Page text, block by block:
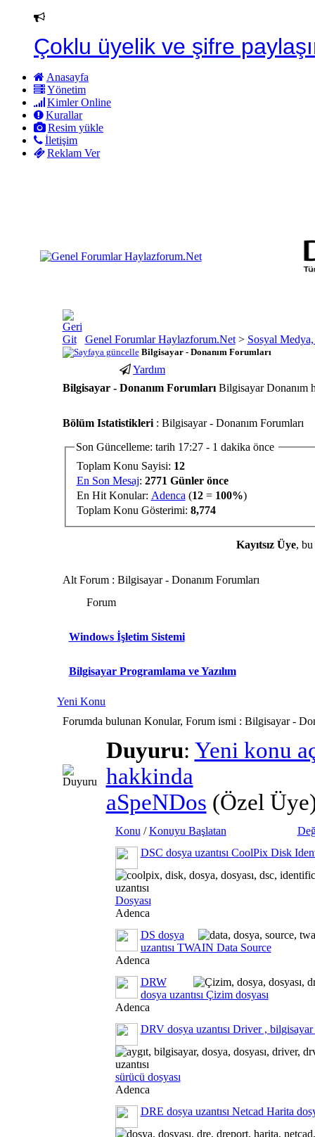
Çoklu üyelik ve şifre
Anasayfa
Yönetim
Kimler Online
Kurallar
Resim yükle
İletişim
Reklam Ver
Genel Forumlar Haylazforum.Net > Sosyal
Bilgisayar - Donanım Forumları
Yardım
Bilgisayar - Donanım Forumları Bilgisayar Donanım
porno
izle
gaziantep
gaziantep
escort
youtube
abone
hilesi
Bölüm Istatistikleri: Bilgisayar - Donanım Forumları
Son Güncelleme: tarih 17:27 - 1 dakika önce
Toplam Konu Sayisi: 12
En Son Mesaj: 2771 Günler önce
En Hit Konular: Adenca (12= 100%)
Toplam Konu Gösterimi: 8,774
Kayıtsız Üye, bu
Alt Forum: Bilgisayar - Donanım Forumları
Forum
Windows İşletim Sistemi
Bilgisayar Programlama ve Yazılım
Yeni Konu
Forumda bulunan Konular, Forum ismi : Bilgisayar -
Duyuru: Yeni konu
hakkinda
aSpeNDos (Özel
Konu /Konuyu Başlatan
DSC dosya uzantısı CoolPix Disk
Dosyası
Adenca
DS dosya
uzantısı TWAIN Data Source
Adenca
DRW
dosya uzantısı Çizim dosyası
Adenca
DRV dosya uzantısı Driver , bilgisayar
sürücü dosyası
Adenca
DRE dosya uzantısı Netcad Harita